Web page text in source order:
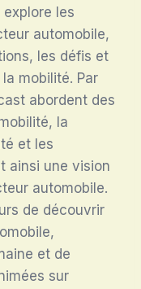
les
automobile,
les défis et
mobilité. Par
abordent des
la
et les
ainsi une vision
automobile.
de découvrir
et de
sur